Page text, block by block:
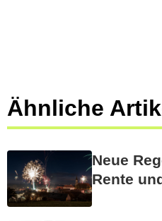
Ähnliche
Neue
Rente